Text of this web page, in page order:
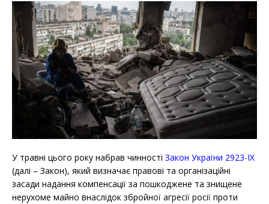
У травні цього року набрав чинності Закон України 2923-ІХ
(далі – Закон), який визначає правові та організаційні
засади надання компенсації за пошкоджене та знищене
нерухоме майно внаслідок збройної агресії росії проти